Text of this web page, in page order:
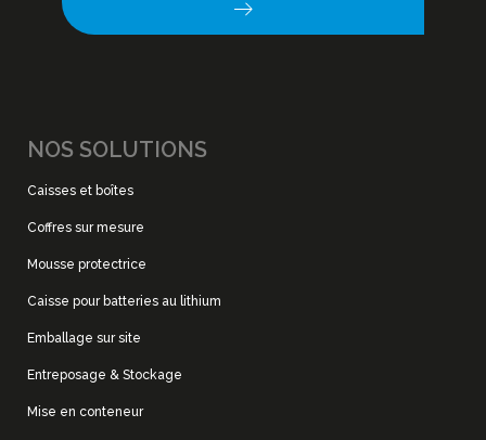
NOS SOLUTIONS
Caisses et boîtes
Coffres sur mesure
Mousse protectrice
Caisse pour batteries au lithium
Emballage sur site
Entreposage & Stockage
Mise en conteneur